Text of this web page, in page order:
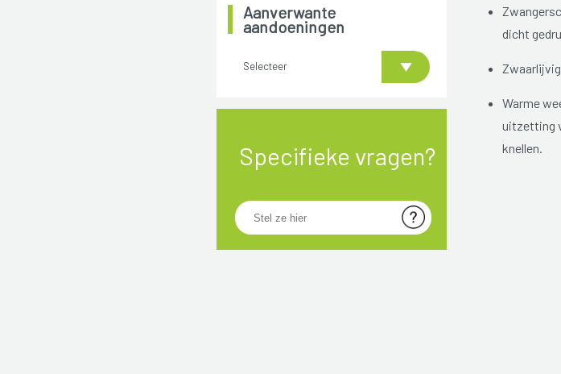
Aanverwante
aandoeningen
Selecteer
Specifieke vragen?
dicht
Warme
uitzetting
knellen.